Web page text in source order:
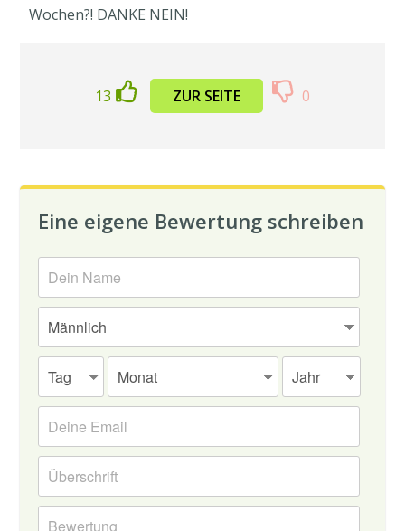
Wochen?! DANKE NEIN!
13 ZUR SEITE 0
Eine eigene Bewertung schreiben